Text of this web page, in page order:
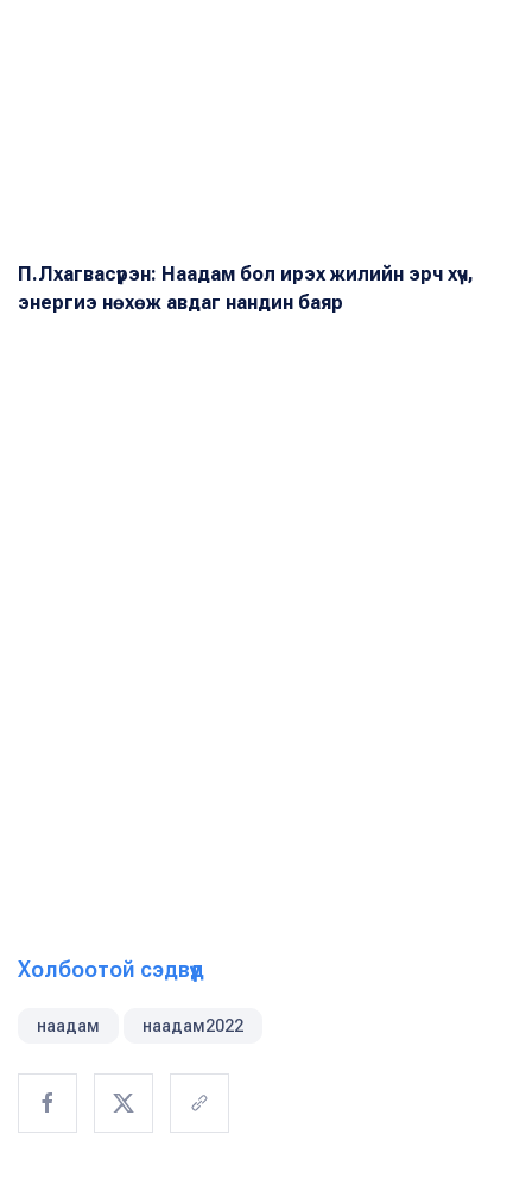
П.Лхагвасүрэн: Наадам бол ирэх жилийн эрч хүч,
энергиэ нөхөж авдаг нандин баяр
Холбоотой сэдвүүд
наадам наадам2022